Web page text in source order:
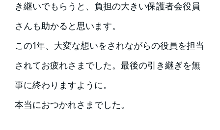
き継いでもらうと、負担の大きい保護者会役員
さんも助かると思います。
この1年、大変な想いをされながらの役員を担当
されてお疲れさまでした。最後の引き継ぎを無
事に終わりますように。
本当におつかれさまでした。